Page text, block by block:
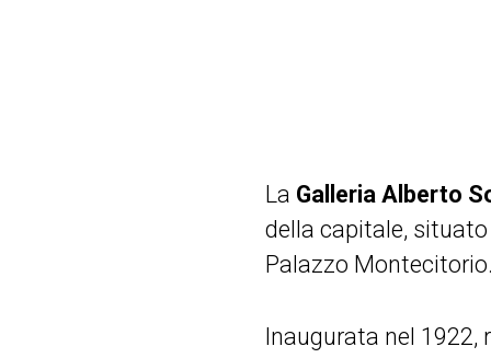
La Galleria Alberto
della capitale, situato
Palazzo
Inaugurata nel